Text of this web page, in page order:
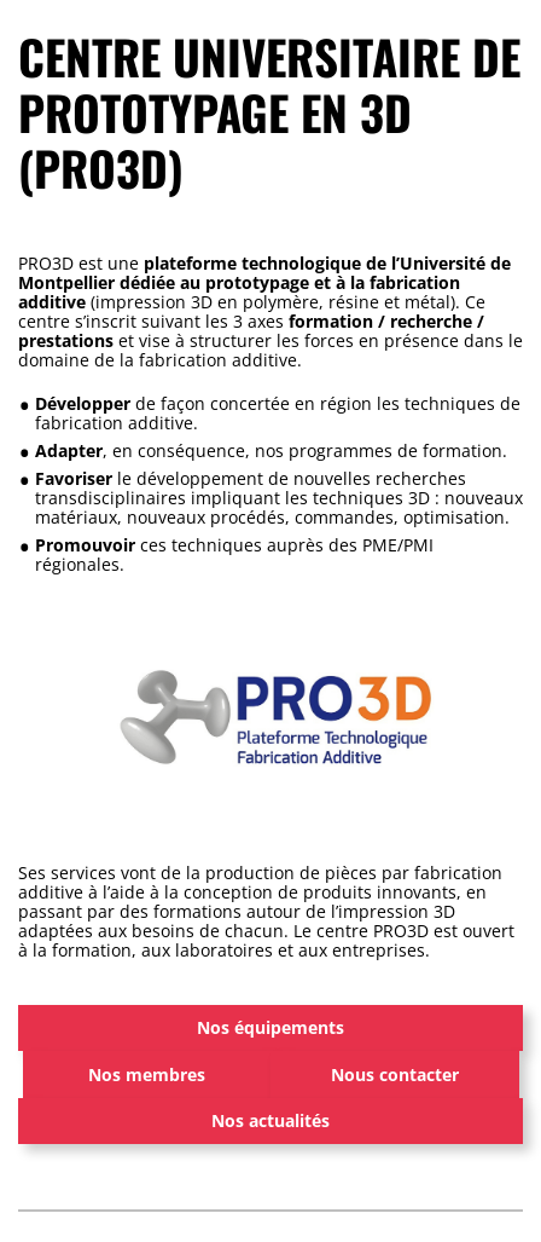
CENTRE UNIVERSITAIRE DE
PROTOTYPAGE EN 3D
(PRO3D)
PRO3D est une plateforme technologique de l’Université de
Montpellier dédiée au prototypage et à la fabrication
additive (impression 3D en polymère, résine et métal). Ce
centre s’inscrit suivant les 3 axes formation / recherche /
prestations et vise à structurer les forces en présence dans le
domaine de la fabrication additive.
Développer de façon concertée en région les techniques de
fabrication additive.
Adapter, en conséquence, nos programmes de formation.
Favoriser le développement de nouvelles recherches
transdisciplinaires impliquant les techniques 3D : nouveaux
matériaux, nouveaux procédés, commandes, optimisation.
Promouvoir ces techniques auprès des PME/PMI
régionales.
Ses services vont de la production de pièces par fabrication
additive à l’aide à la conception de produits innovants, en
passant par des formations autour de l’impression 3D
adaptées aux besoins de chacun. Le centre PRO3D est ouvert
à la formation, aux laboratoires et aux entreprises.
Nos équipements
Nos membres Nous contacter
Nos actualités